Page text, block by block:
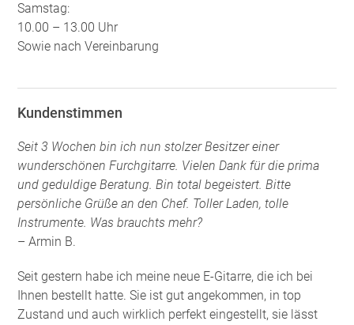
Samstag:
10.00 – 13.00 Uhr
Sowie nach Vereinbarung
Kundenstimmen
Seit 3 Wochen bin ich nun stolzer Besitzer einer
wunderschönen Furchgitarre. Vielen Dank für die prima
und geduldige Beratung. Bin total begeistert. Bitte
persönliche Grüße an den Chef. Toller Laden, tolle
Instrumente. Was brauchts mehr?
– Armin B.
Seit gestern habe ich meine neue E-Gitarre, die ich bei
Ihnen bestellt hatte. Sie ist gut angekommen, in top
Zustand und auch wirklich perfekt eingestellt, sie lässt